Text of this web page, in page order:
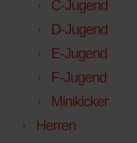
C-Jugend
D-Jugend
E-Jugend
F-Jugend
Minikicker
Herren